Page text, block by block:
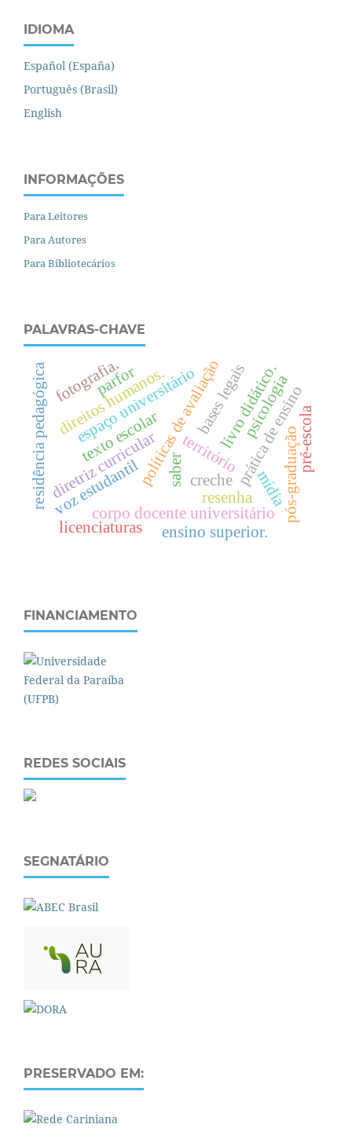
IDIOMA
Español (España)
Português (Brasil)
English
INFORMAÇÕES
Para Leitores
Para Autores
Para Bibliotecários
PALAVRAS-CHAVE
resenha
território
diretriz curricular prática de ensino
texto escolarpolíticas de avaliação
espaço universitário
pós-graduação
saber
corpo docente universitário
mídia
residência pedagógica livro didático.
d
i
r
e
i
t
o
s
h
u
m
a
n
o
s
.
licenciaturas
parfor
voz estudantil
pré-escola
creche
bases legaispsicologia
ensino superior.
fotografia.
FINANCIAMENTO
REDES SOCIAIS
SEGNATÁRIO
PRESERVADO EM: